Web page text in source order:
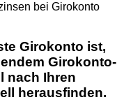
bei Girokonto
Girokonto ist,
Girokonto-
nach Ihren
herausfinden.